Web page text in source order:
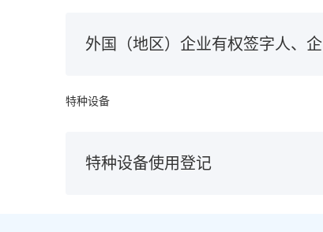
特种设备
特种设备使用登记